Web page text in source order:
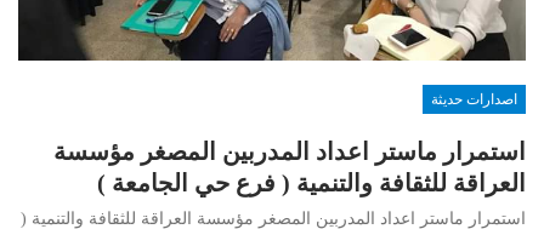
اصدارات حديثة
استمرار ماستر اعداد المدربين المصغر مؤسسة
العراقة للثقافة والتنمية ( فرع حي الجامعة )
استمرار ماستر اعداد المدربين المصغر مؤسسة العراقة للثقافة والتنمية (